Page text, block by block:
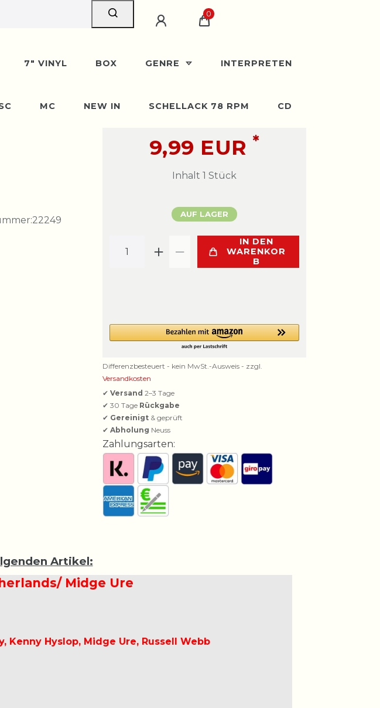
0
7" VINYL BOX GENRE INTERPRETEN
MC NEW IN SCHELLACK 78 RPM CD
22249
9,99 EUR *
Inhalt 1 Stück
AUF LAGER
IN DEN
WARENKOR
B
Differenzbesteuert - kein MwSt.-Ausweis - zzgl.
Versandkosten
✔ Versand 2–3 Tage
✔ 30 Tage Rückgabe
✔ Gereinigt & geprüft
✔ Abholung Neuss
Zahlungsarten:
Artikel:
Midge Ure
, Kenny Hyslop, Midge Ure, Russell Webb